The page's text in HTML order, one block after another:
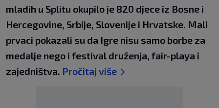
mladih u Splitu okupilo je 820 djece iz Bosne i
Hercegovine, Srbije, Slovenije i Hrvatske. Mali
prvaci pokazali su da Igre nisu samo borbe za
medalje nego i festival druženja, fair-playa i
zajedništva. Pročitaj više